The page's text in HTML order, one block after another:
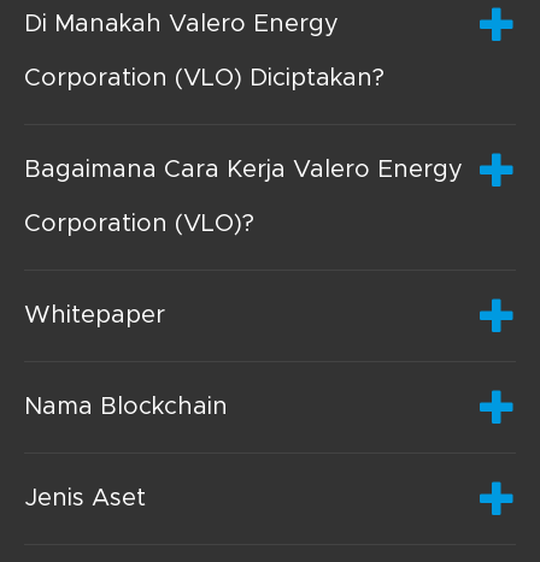
Di Manakah Valero Energy
Corporation (VLO) Diciptakan?
Bagaimana Cara Kerja Valero Energy
Corporation (VLO)?
Whitepaper
Nama Blockchain
Jenis Aset